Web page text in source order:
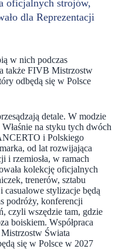
oficjalnych strojów,
dla Reprezentacji
w nich podczas
także FIVB Mistrzostw
odbędą się w Polsce
detale. W modzie
na styku tych dwóch
i Polskiego
od lat rozwijająca
i rzemiosła, w ramach
kolekcję oficjalnych
trenerów, sztabu
stylizacje będą
podróży, konferencji
czyli wszędzie tam, gdzie
boiskiem. Współpraca
Świata
się w Polsce w 2027